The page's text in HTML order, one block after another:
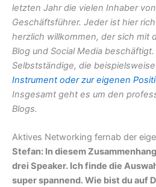
letzten Jahr die vielen Inhaber
Geschäftsführer. Jeder ist hier
herzlich willkommen, der sich mit
Blog und Social Media
Selbstständige, die
Instrument oder zur eigenen
Insgesamt geht es um den
Blogs.
Aktives Networking fernab der
Stefan: In diesem
drei Speaker. Ich finde die
super spannend. Wie bist du auf